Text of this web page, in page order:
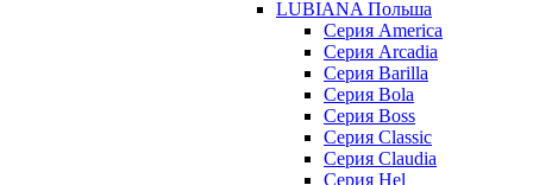
LUBIANA Польша
Серия America
Серия Arcadia
Серия Barilla
Серия Bola
Серия Boss
Серия Classic
Серия Claudia
Серия Hel